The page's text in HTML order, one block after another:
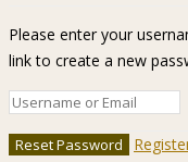
Please enter your
link to create a new